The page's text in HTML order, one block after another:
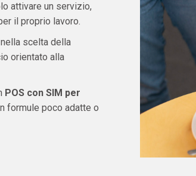
attivare un servizio,
il proprio lavoro.
scelta della
orientato alla
POS con SIM per
formule poco adatte o